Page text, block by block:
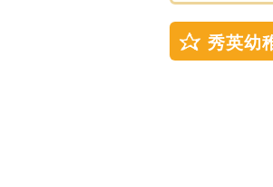
秀英幼